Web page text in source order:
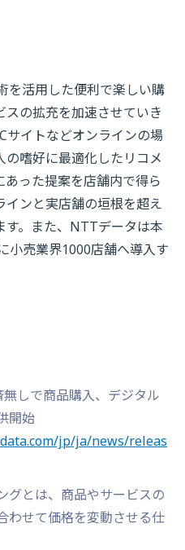
を活用した便利で楽しい購
の拡充を加速させていき
サイトなどオンラインの場
嗜好に最適化したリコメ
った提案を店舗内で得ら
ンと実店舗の垣根を超え
す。また、NTTデータは本
小売業界1000店舗へ導入す
しで商品購入、デジタル
開始
jp/ja/news/releas
グとは、商品やサービスの
わせて価格を変動させる仕